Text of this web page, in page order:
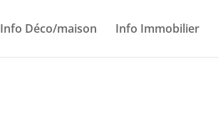
Info Déco/maison Info Immobilier